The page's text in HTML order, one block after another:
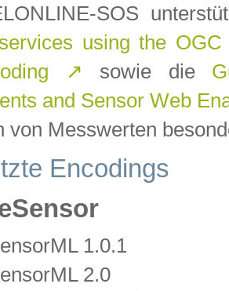
SOS
using the
↗ sowie die
and Sensor Web
von Messwerten
Encodings
1.0.1
2.0